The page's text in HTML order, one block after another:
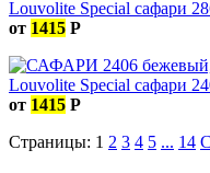
Louvolite Special сафари
от 1415 Р
Louvolite Special сафари
от 1415 Р
Страницы: 1 2 3 4 5 ... 14